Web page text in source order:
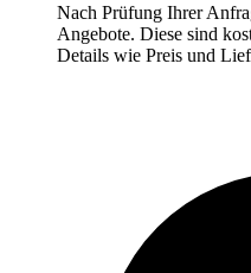
Nach Prüfung Ihrer
Angebote. Diese sind
Details wie Preis und